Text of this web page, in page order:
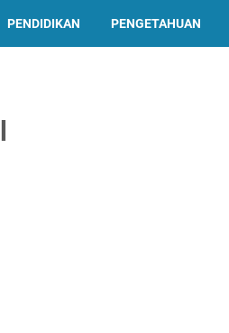
PENDIDIKAN PENGETAHUAN